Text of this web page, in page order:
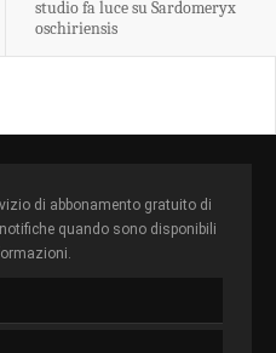
studio fa luce su Sardomeryx
oschiriensis
di abbonamento gratuito di
quando sono disponibili